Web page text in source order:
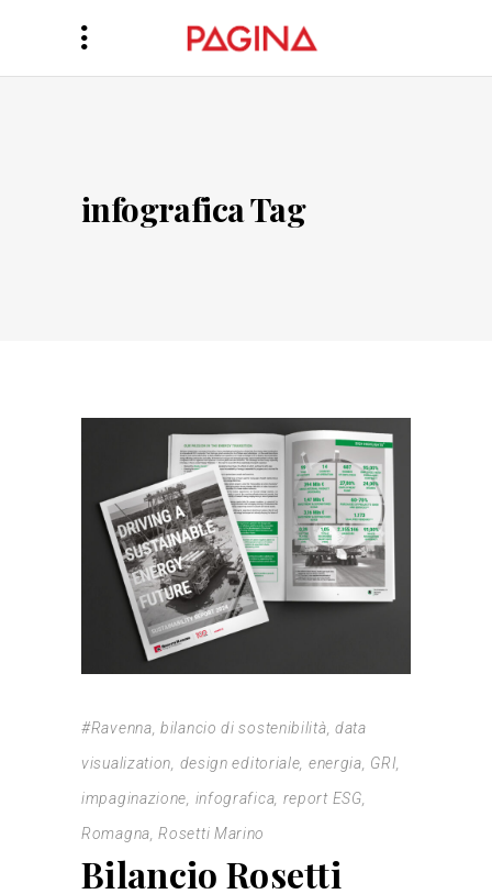
infografica Tag
#Ravenna ,bilancio di sostenibilità data
visualization design editoriale energia GRI
impaginazione infografica report ESG
Romagna ,Rosetti Marino
Bilancio Rosetti